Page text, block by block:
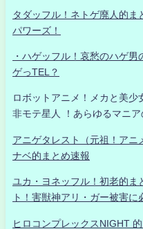
タダッフル！ネトゲ廃人的
パワーズ！
・ハゲッフル！哀愁のハゲ
ゲっTEL？
ロボットアニメ！メカと美少
非モテ星人 ！あらゆるマニ
アニゲタレスト（元祖！ア
ナベ的まとめ速報
ユカ・ヨネッフル！初老的ま
ト！害獣神アリ・ガー被害
ヒロコンプレックスNIGHT